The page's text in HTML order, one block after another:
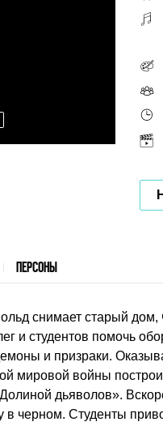
ПЕРСОНЫ
снимает старый
и студентов помочь
и призраки.
мировой войны
дьяволов».
в черном. Студенты